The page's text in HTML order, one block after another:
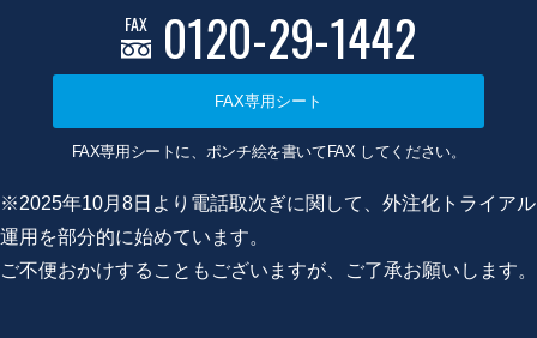
FAX 0120-29-1442
FAX専用シート
FAX専用シートに、ポンチ絵を書いてFAX してください。
※2025年10月8日より電話取次ぎに関して、外注化トライアル
運用を部分的に始めています。
ご不便おかけすることもございますが、ご了承お願いします。